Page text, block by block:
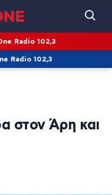
Radio 102,3
Radio 102,3
στον Άρη και